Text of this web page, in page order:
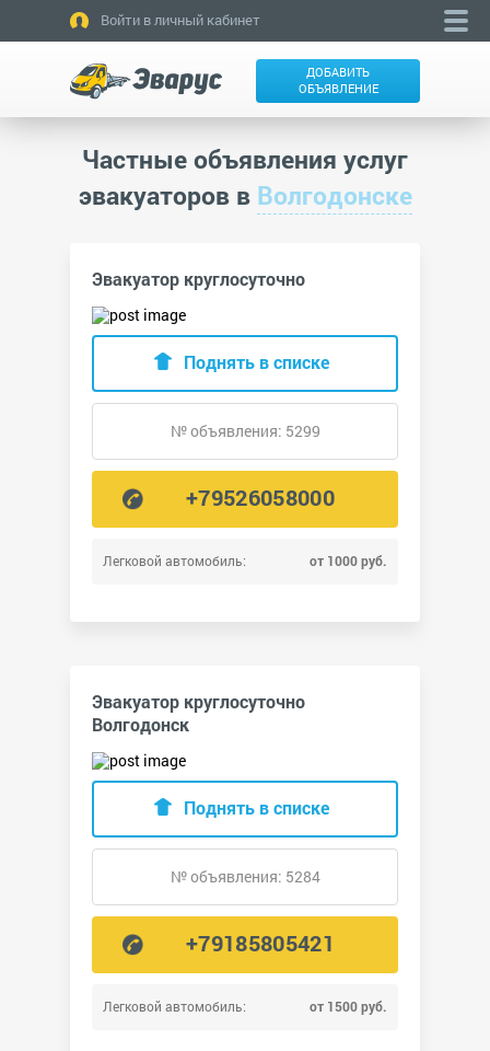
Войти в личный кабинет
ДОБАВИТЬ
ОБЪЯВЛЕНИЕ
Частные объявления услуг
эвакуаторов в Волгодонске
Эвакуатор круглосуточно
Легковой автомобиль: от 1000 руб.
Поднять в списке
№ объявления: 5299
+79526058000
Эвакуатор круглосуточно
Волгодонск
Легковой автомобиль: от 1500 руб.
Поднять в списке
№ объявления: 5284
+79185805421